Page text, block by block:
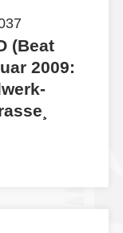
(Beat
2009: